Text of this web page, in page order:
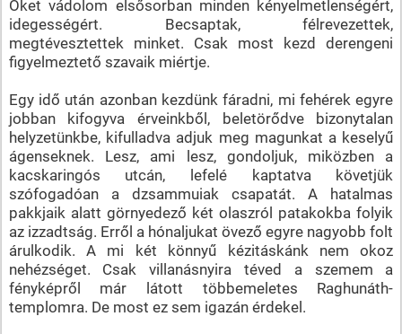
Őket vádolom elsősorban minden kényelmetlenségért,
idegességért. Becsaptak, félrevezettek,
megtévesztettek minket. Csak most kezd derengeni
figyelmeztető szavaik miértje.
Egy idő után azonban kezdünk fáradni, mi fehérek egyre
jobban kifogyva érveinkből, beletörődve bizonytalan
helyzetünkbe, kifulladva adjuk meg magunkat a keselyű
ágenseknek. Lesz, ami lesz, gondoljuk, miközben a
kacskaringós utcán, lefelé kaptatva követjük
szófogadóan a dzsammuiak csapatát. A hatalmas
pakkjaik alatt görnyedező két olaszról patakokba folyik
az izzadtság. Erről a hónaljukat övező egyre nagyobb folt
árulkodik. A mi két könnyű kézitáskánk nem okoz
nehézséget. Csak villanásnyira téved a szemem a
fényképről már látott többemeletes Raghunáth-
templomra. De most ez sem igazán érdekel.